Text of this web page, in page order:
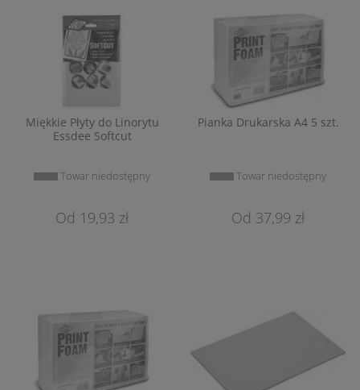
Miękkie Płyty do Linorytu
Essdee Softcut
Towar niedostępny
19,93 zł
Pianka Drukarska A4 5 szt.
Towar niedostępny
37,99 zł